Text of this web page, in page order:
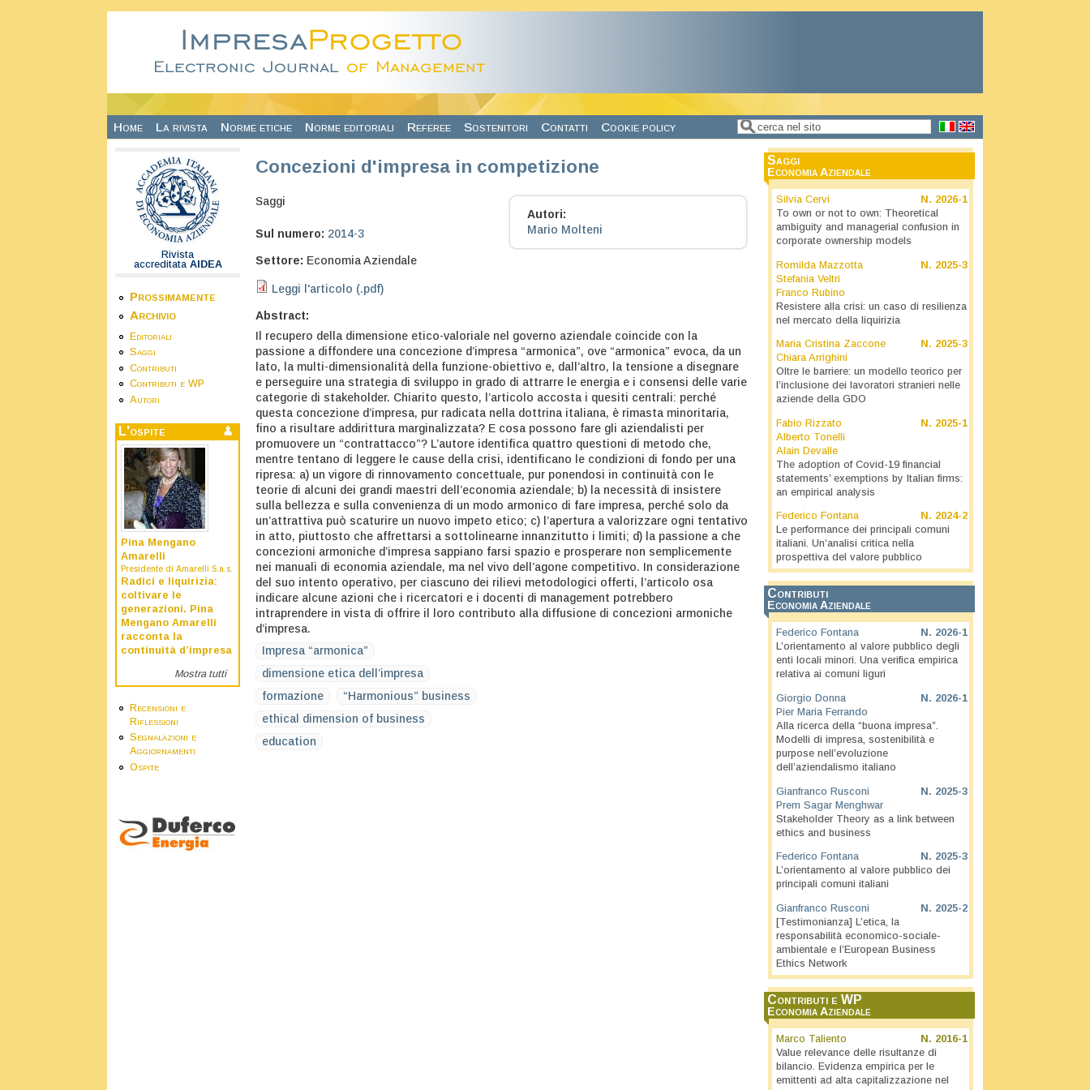
Home La rivista Norme etiche Norme editoriali Referee Sostenitori Contatti Cookie policy Form di ricerca
Cerca
Rivista
accreditata AIDEA
Prossimamente
Archivio
Editoriali
Saggi
Contributi
Contributi e WP
Autori
L'ospite
Pina Mengano
Amarelli
Presidente di Amarelli S.a.s.
Radici e liquirizia:
coltivare le
generazioni. Pina
Mengano Amarelli
racconta la
continuità d’impresa
Mostra tutti
Recensioni e
Riflessioni
Segnalazioni e
Aggiornamenti
Ospite
Concezioni d'impresa in competizione
Saggi
Sul numero: 2014-3
Settore: Economia Aziendale
Autori:
Mario Molteni
Leggi l'articolo (.pdf)
Abstract:
Il recupero della dimensione etico-valoriale nel governo aziendale coincide con la
passione a diffondere una concezione d’impresa “armonica”, ove “armonica” evoca, da un
lato, la multi-dimensionalità della funzione-obiettivo e, dall’altro, la tensione a disegnare
e perseguire una strategia di sviluppo in grado di attrarre le energia e i consensi delle varie
categorie di stakeholder. Chiarito questo, l’articolo accosta i quesiti centrali: perché
questa concezione d’impresa, pur radicata nella dottrina italiana, è rimasta minoritaria,
fino a risultare addirittura marginalizzata? E cosa possono fare gli aziendalisti per
promuovere un “contrattacco”? L’autore identifica quattro questioni di metodo che,
mentre tentano di leggere le cause della crisi, identificano le condizioni di fondo per una
ripresa: a) un vigore di rinnovamento concettuale, pur ponendosi in continuità con le
teorie di alcuni dei grandi maestri dell’economia aziendale; b) la necessità di insistere
sulla bellezza e sulla convenienza di un modo armonico di fare impresa, perché solo da
un’attrattiva può scaturire un nuovo impeto etico; c) l’apertura a valorizzare ogni tentativo
in atto, piuttosto che affrettarsi a sottolinearne innanzitutto i limiti; d) la passione a che
concezioni armoniche d’impresa sappiano farsi spazio e prosperare non semplicemente
nei manuali di economia aziendale, ma nel vivo dell’agone competitivo. In considerazione
del suo intento operativo, per ciascuno dei rilievi metodologici offerti, l’articolo osa
indicare alcune azioni che i ricercatori e i docenti di management potrebbero
intraprendere in vista di offrire il loro contributo alla diffusione di concezioni armoniche
d’impresa.
Impresa “armonica”
dimensione etica dell’impresa
formazione
“Harmonious” business
ethical dimension of business
education
Saggi
Economia Aziendale
N. 2026-1
Silvia Cervi
To own or not to own: Theoretical
ambiguity and managerial confusion in
corporate ownership models
N. 2025-3
Romilda Mazzotta
Stefania Veltri
Franco Rubino
Resistere alla crisi: un caso di resilienza
nel mercato della liquirizia
N. 2025-3
Maria Cristina Zaccone
Chiara Arrighini
Oltre le barriere: un modello teorico per
l’inclusione dei lavoratori stranieri nelle
aziende della GDO
N. 2025-1
Fabio Rizzato
Alberto Tonelli
Alain Devalle
The adoption of Covid-19 financial
statements’ exemptions by Italian firms:
an empirical analysis
N. 2024-2
Federico Fontana
Le performance dei principali comuni
italiani. Un’analisi critica nella
prospettiva del valore pubblico
Contributi
Economia Aziendale
N. 2026-1
Federico Fontana
L’orientamento al valore pubblico degli
enti locali minori. Una verifica empirica
relativa ai comuni liguri
N. 2026-1
Giorgio Donna
Pier Maria Ferrando
Alla ricerca della “buona impresa”.
Modelli di impresa, sostenibilità e
purpose nell’evoluzione
dell’aziendalismo italiano
N. 2025-3
Gianfranco Rusconi
Prem Sagar Menghwar
Stakeholder Theory as a link between
ethics and business
N. 2025-3
Federico Fontana
L’orientamento al valore pubblico dei
principali comuni italiani
N. 2025-2
Gianfranco Rusconi
[Testimonianza] L’etica, la
responsabilità economico-sociale-
ambientale e l’European Business
Ethics Network
Contributi e WP
Economia Aziendale
N. 2016-1
Marco Taliento
Value relevance delle risultanze di
bilancio. Evidenza empirica per le
emittenti ad alta capitalizzazione nel